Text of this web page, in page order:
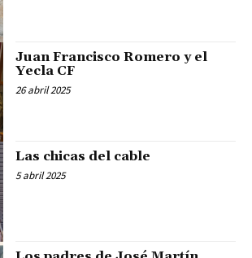
Juan Francisco Romero y el
Yecla CF
26 abril 2025
Las chicas del cable
5 abril 2025